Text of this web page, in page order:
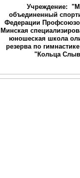
Учреждение:
объединенный
Федерации
Минская
юношеская школа
резерва по
"Кольца